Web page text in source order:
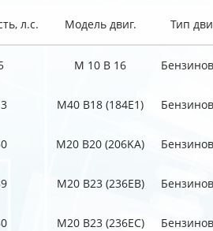
л.с. Модель двиг. Тип
M 10 B 16
M40 B18 (184E1)
M20 B20 (206KA)
M20 B23 (236EB)
M20 B23 (236EC)